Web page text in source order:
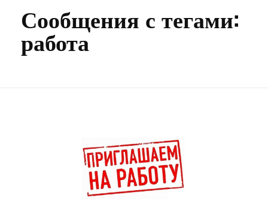
Сообщения с тегами:
работа